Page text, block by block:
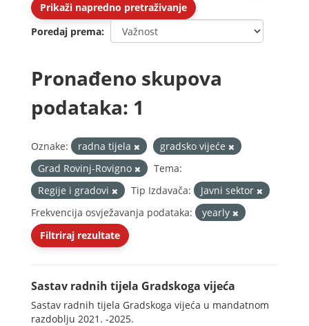
Prikaži napredno pretraživanje
Poredaj prema
Pronađeno skupova
podataka: 1
Oznake: radna tijela
gradsko vijeće
Grad Rovinj-Rovigno
Tema:
Regije i gradovi
Tip Izdavača:
Javni sektor
Frekvencija osvježavanja podataka:
yearly
Filtriraj rezultate
Sastav radnih tijela Gradskoga vijeća
Sastav radnih tijela Gradskoga vijeća u mandatnom
razdoblju 2021. -2025.